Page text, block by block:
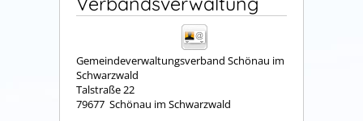
Gemeindeverwaltungsverband Schönau im
Schwarzwald
Talstraße 22
79677 Schönau im Schwarzwald